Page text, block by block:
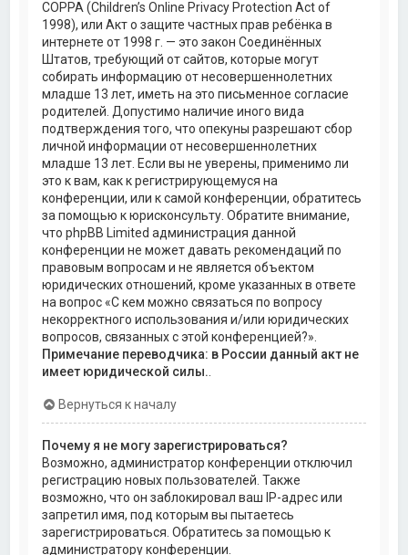
COPPA (Children’s Online Privacy Protection Act of
1998), или Акт о защите частных прав ребёнка в
интернете от 1998 г. — это закон Соединённых
Штатов, требующий от сайтов, которые могут
собирать информацию от несовершеннолетних
младше 13 лет, иметь на это письменное согласие
родителей. Допустимо наличие иного вида
подтверждения того, что опекуны разрешают сбор
личной информации от несовершеннолетних
младше 13 лет. Если вы не уверены, применимо ли
это к вам, как к регистрирующемуся на
конференции, или к самой конференции, обратитесь
за помощью к юрисконсульту. Обратите внимание,
что phpBB Limited администрация данной
конференции не может давать рекомендаций по
правовым вопросам и не является объектом
юридических отношений, кроме указанных в ответе
на вопрос «С кем можно связаться по вопросу
некорректного использования и/или юридических
вопросов, связанных с этой конференцией?».
Примечание переводчика: в России данный акт не
имеет юридической силы.
Вернуться к началу
Почему я не могу зарегистрироваться?
Возможно, администратор конференции отключил
регистрацию новых пользователей. Также
возможно, что он заблокировал ваш IP-адрес или
запретил имя, под которым вы пытаетесь
зарегистрироваться. Обратитесь за помощью к
администратору конференции.